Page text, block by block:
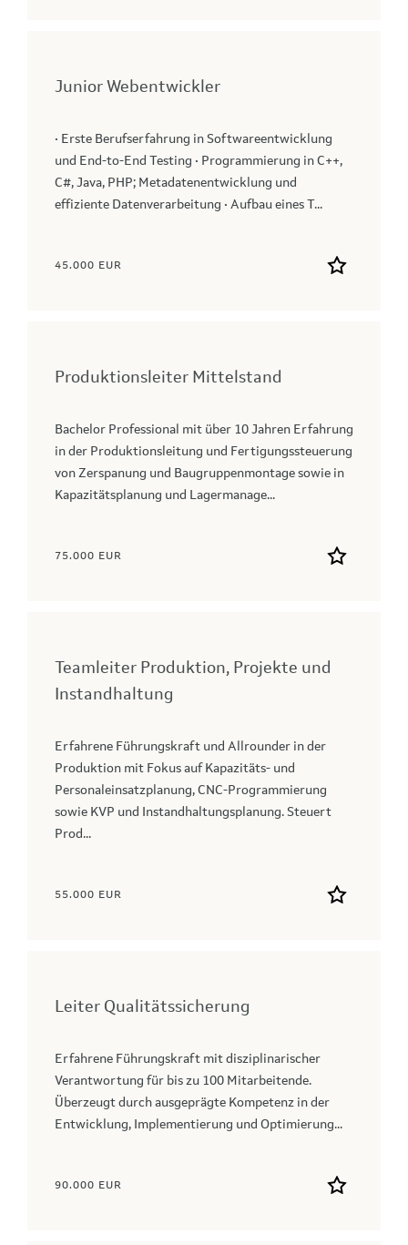
Junior Webentwickler
• Erste Berufserfahrung in Softwareentwicklung
und End-to-End Testing • Programmierung in C++,
C#, Java, PHP; Metadatenentwicklung und
effiziente Datenverarbeitung • Aufbau eines T...
45.000 EUR
Produktionsleiter Mittelstand
Bachelor Professional mit über 10 Jahren Erfahrung
in der Produktionsleitung und Fertigungssteuerung
von Zerspanung und Baugruppenmontage sowie in
Kapazitätsplanung und Lagermanage...
75.000 EUR
Teamleiter Produktion, Projekte und
Instandhaltung
Erfahrene Führungskraft und Allrounder in der
Produktion mit Fokus auf Kapazitäts‑ und
Personaleinsatzplanung, CNC‑Programmierung
sowie KVP und Instandhaltungsplanung. Steuert
Prod...
55.000 EUR
Leiter Qualitätssicherung
Erfahrene Führungskraft mit disziplinarischer
Verantwortung für bis zu 100 Mitarbeitende.
Überzeugt durch ausgeprägte Kompetenz in der
Entwicklung, Implementierung und Optimierung...
90.000 EUR